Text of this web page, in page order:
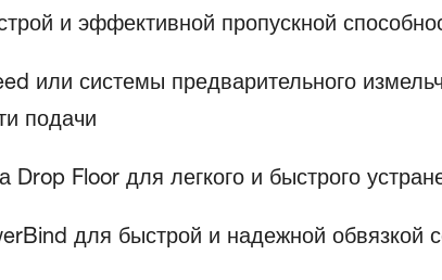
и эффективной пропускной
или системы предварительного
подачи
Floor для легкого и быстрого
для быстрой и надежной обвязкой